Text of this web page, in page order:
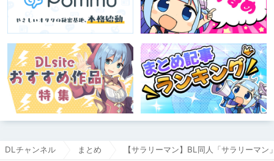
DLチャンネル まとめ 【サラリーマン】BL同人「サラリーマ